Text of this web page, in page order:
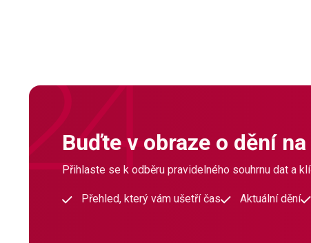
Buďte v obraze o dění
Přihlaste se k odběru pravidelného souhrnu dat a
Přehled, který vám ušetří čas Aktuální dění